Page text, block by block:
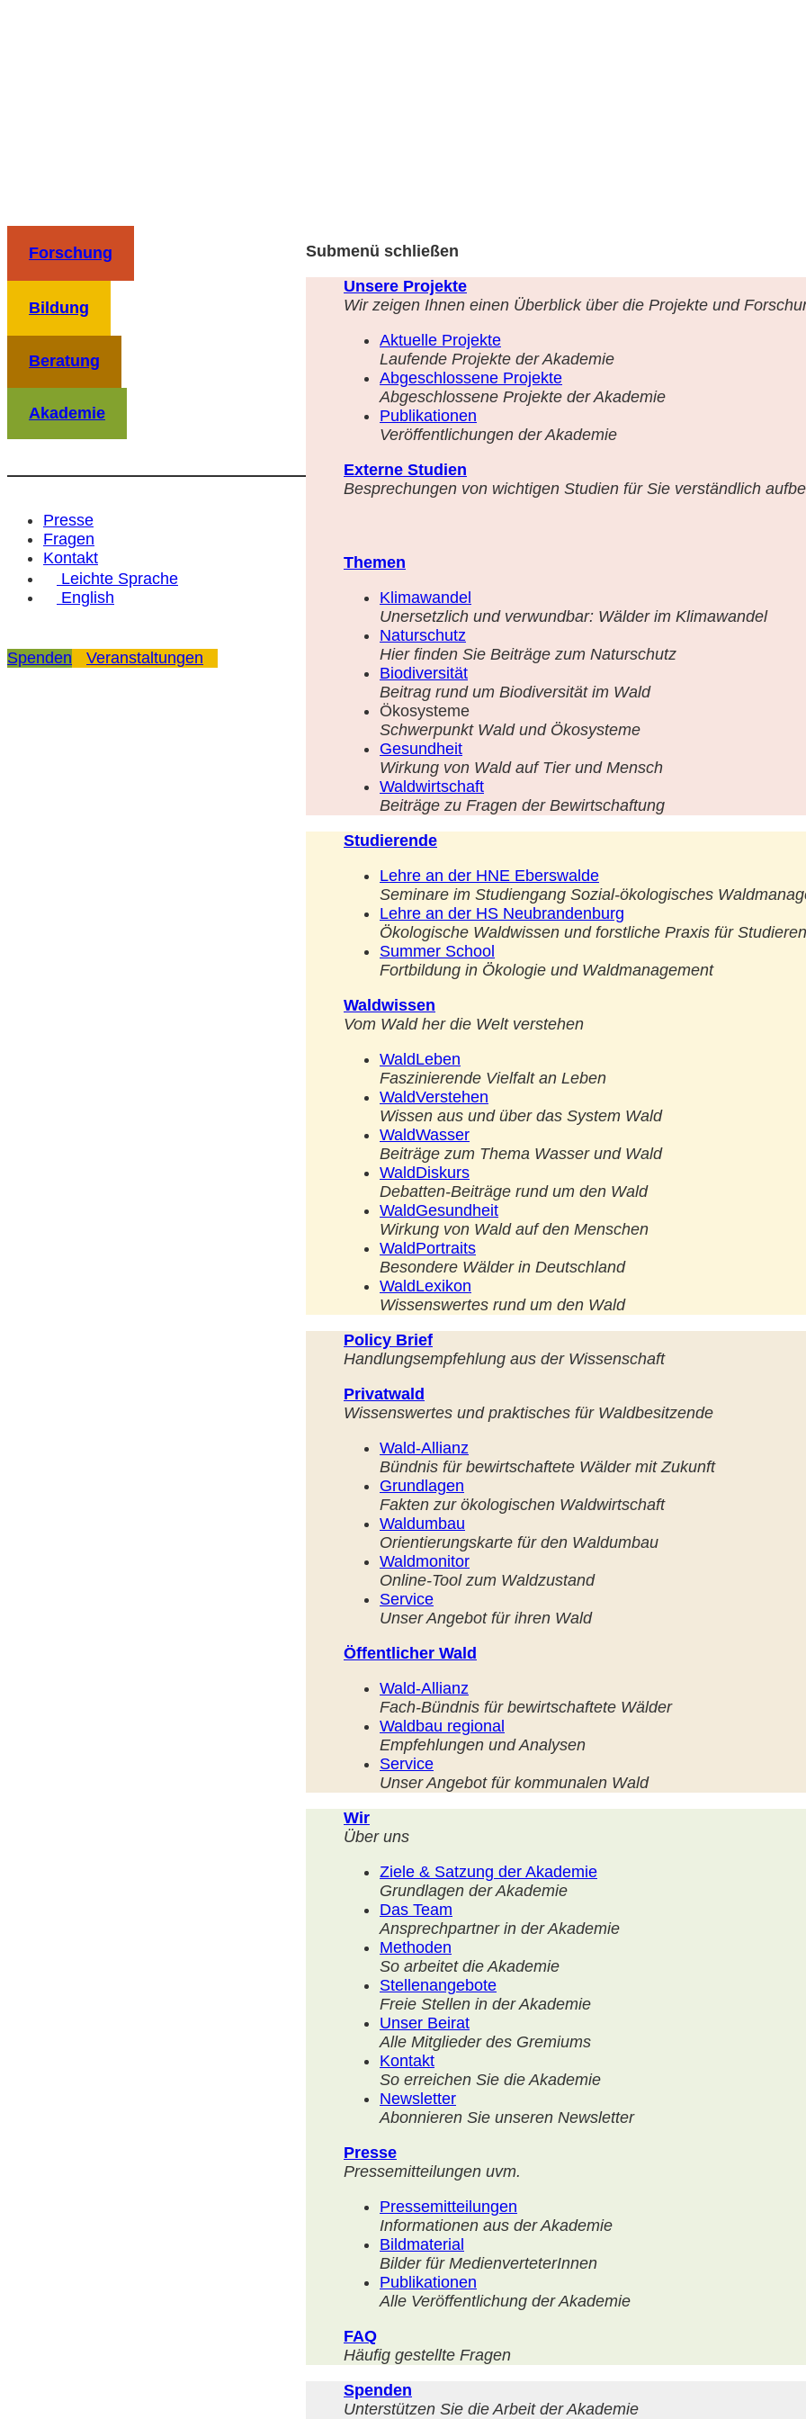
Forschung
Bildung
Beratung
Akademie
Presse
Fragen
Kontakt
Leichte Sprache
English
Spenden Veranstaltungen
Submenü schließen
Unsere Projekte
Wir zeigen Ihnen einen Überblick über die Projekte und
Aktuelle Projekte
Laufende Projekte der Akademie
Abgeschlossene Projekte
Abgeschlossene Projekte der Akademie
Publikationen
Veröffentlichungen der Akademie
Externe Studien
Besprechungen von wichtigen Studien für Sie verständlich
Themen
Klimawandel
Unersetzlich und verwundbar: Wälder im Klimawandel
Naturschutz
Hier finden Sie Beiträge zum Naturschutz
Biodiversität
Beitrag rund um Biodiversität im Wald
Ökosysteme
Schwerpunkt Wald und Ökosysteme
Gesundheit
Wirkung von Wald auf Tier und Mensch
Waldwirtschaft
Beiträge zu Fragen der Bewirtschaftung
Studierende
Lehre an der HNE Eberswalde
Seminare im Studiengang Sozial-ökologisches
Lehre an der HS Neubrandenburg
Ökologische Waldwissen und forstliche Praxis für
Summer School
Fortbildung in Ökologie und Waldmanagement
Waldwissen
Vom Wald her die Welt verstehen
WaldLeben
Faszinierende Vielfalt an Leben
WaldVerstehen
Wissen aus und über das System Wald
WaldWasser
Beiträge zum Thema Wasser und Wald
WaldDiskurs
Debatten-Beiträge rund um den Wald
WaldGesundheit
Wirkung von Wald auf den Menschen
WaldPortraits
Besondere Wälder in Deutschland
WaldLexikon
Wissenswertes rund um den Wald
Policy Brief
Handlungsempfehlung aus der Wissenschaft
Privatwald
Wissenswertes und praktisches für Waldbesitzende
Wald-Allianz
Bündnis für bewirtschaftete Wälder mit Zukunft
Grundlagen
Fakten zur ökologischen Waldwirtschaft
Waldumbau
Orientierungskarte für den Waldumbau
Waldmonitor
Online-Tool zum Waldzustand
Service
Unser Angebot für ihren Wald
Öffentlicher Wald
Wald-Allianz
Fach-Bündnis für bewirtschaftete Wälder
Waldbau regional
Empfehlungen und Analysen
Service
Unser Angebot für kommunalen Wald
Wir
Über uns
Ziele & Satzung der Akademie
Grundlagen der Akademie
Das Team
Ansprechpartner in der Akademie
Methoden
So arbeitet die Akademie
Stellenangebote
Freie Stellen in der Akademie
Unser Beirat
Alle Mitglieder des Gremiums
Kontakt
So erreichen Sie die Akademie
Newsletter
Abonnieren Sie unseren Newsletter
Presse
Pressemitteilungen uvm.
Pressemitteilungen
Informationen aus der Akademie
Bildmaterial
Bilder für MedienverteterInnen
Publikationen
Alle Veröffentlichung der Akademie
FAQ
Häufig gestellte Fragen
Spenden
Unterstützen Sie die Arbeit der Akademie